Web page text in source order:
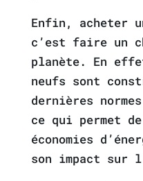
Enfin, acheter
c’est faire un
planète. En
neufs sont
dernières
ce qui permet
économies
son impact sur